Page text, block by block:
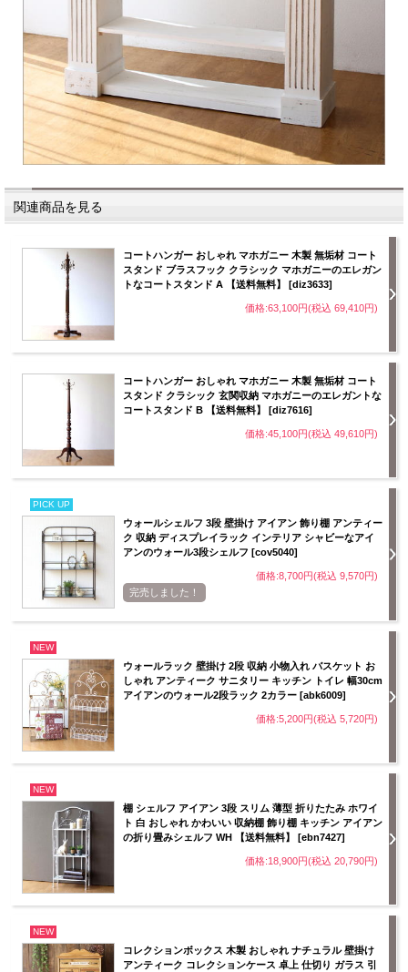
関連商品を見る
コートハンガー おしゃれ マホガニー 木製 無垢材 コート
スタンド ブラスフック クラシック マホガニーのエレガン
トなコートスタンド A 【送料無料】 [diz3633]
価格:63,100円(税込 69,410円)
コートハンガー おしゃれ マホガニー 木製 無垢材 コート
スタンド クラシック 玄関収納 マホガニーのエレガントな
コートスタンド B 【送料無料】 [diz7616]
価格:45,100円(税込 49,610円)
PICK UP
ウォールシェルフ 3段 壁掛け アイアン 飾り棚 アンティー
ク 収納 ディスプレイラック インテリア シャビーなアイ
アンのウォール3段シェルフ [cov5040]
価格:8,700円(税込 9,570円)
完売しました！
NEW
ウォールラック 壁掛け 2段 収納 小物入れ バスケット お
しゃれ アンティーク サニタリー キッチン トイレ 幅30cm
アイアンのウォール2段ラック 2カラー [abk6009]
価格:5,200円(税込 5,720円)
NEW
棚 シェルフ アイアン 3段 スリム 薄型 折りたたみ ホワイ
ト 白 おしゃれ かわいい 収納棚 飾り棚 キッチン アイアン
の折り畳みシェルフ WH 【送料無料】 [ebn7427]
価格:18,900円(税込 20,790円)
NEW
コレクションボックス 木製 おしゃれ ナチュラル 壁掛け
アンティーク コレクションケース 卓上 仕切り ガラス 引